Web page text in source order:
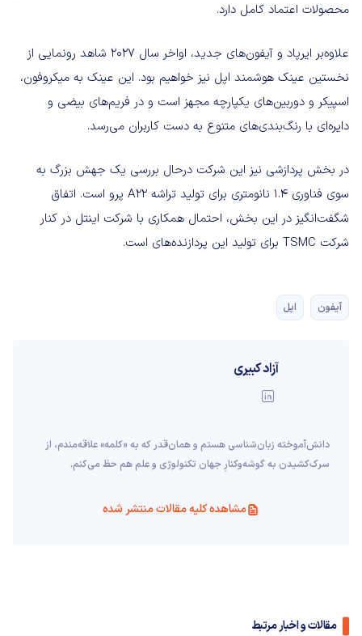
محصولات اعتماد کامل دارد.
علاوه‌بر ایرپاد و آیفون‌های جدید، اواخر سال ۲۰۲۷ شاهد رونمایی از
نخستین عینک هوشمند اپل نیز خواهیم بود. این عینک به میکروفون،
اسپیکر و دوربین‌های یکپارچه مجهز است و در فریم‌های بیضی و
دایره‌ای با رنگ‌بندی‌های متنوع به دست کاربران می‌رسد.
در بخش پردازشی نیز این شرکت درحال بررسی یک جهش بزرگ به
سوی فناوری ۱.۴ نانومتری برای تولید تراشه A22 پرو است. اتفاق
شگفت‌انگیز در این بخش، احتمال همکاری با شرکت اینتل در کنار
شرکت TSMC برای تولید این پردازنده‌های است.
آیفون اپل
آزاد کبیری
دانش‌آموخته‌ زبان‌شناسی‌ هستم و همان‌قدر که به «کلمه» علاقه‌مندم، از
سرک‌کشیدن به گوشه‌وکنارِ جهان تکنولوژی و علم هم حظ می‌کنم.
مشاهده کلیه مقالات منتشر شده
مقالات و اخبار مرتبط